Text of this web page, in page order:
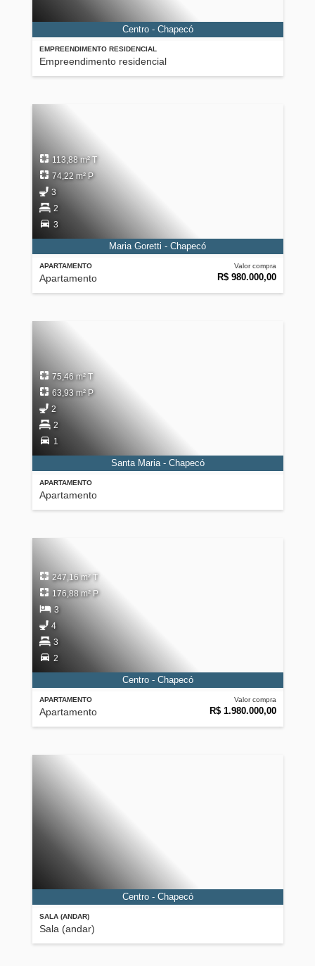
EMPREENDIMENTO RESIDENCIAL
Empreendimento residencial
Centro - Chapecó
APARTAMENTO
Apartamento
Valor compra
R$ 980.000,00
113,88 m² T
74,22 m² P
3
2
3
Maria Goretti - Chapecó
APARTAMENTO
Apartamento
75,46 m² T
63,93 m² P
2
2
1
Santa Maria - Chapecó
APARTAMENTO
Apartamento
Valor compra
R$ 1.980.000,00
247,16 m² T
176,88 m² P
3
4
3
2
Centro - Chapecó
SALA (ANDAR)
Sala (andar)
Centro - Chapecó